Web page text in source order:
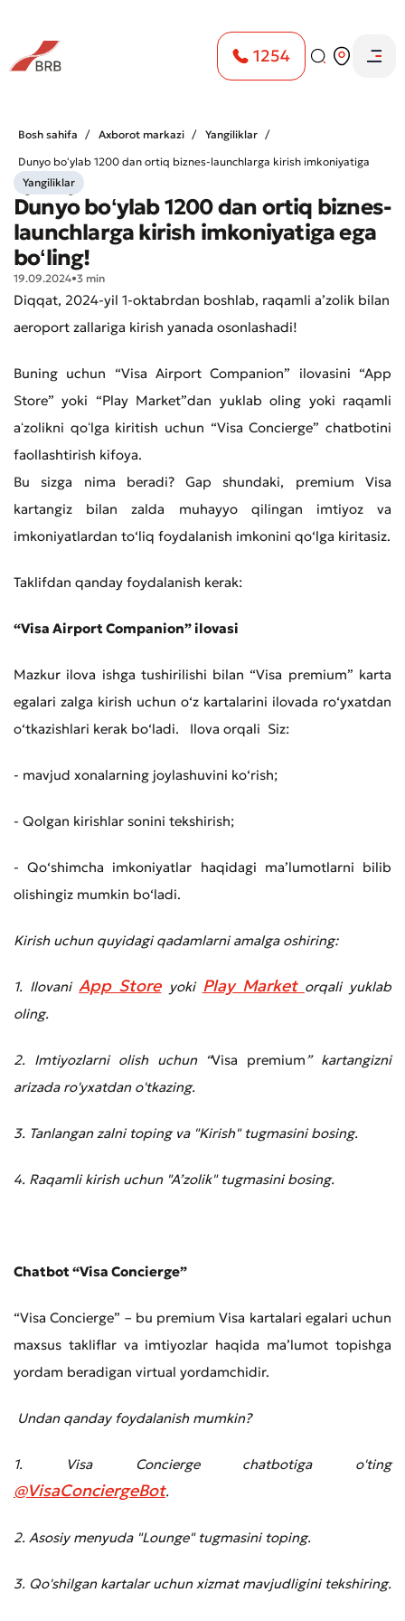
1254
Bosh sahifa Axborot markazi
Yangiliklar
Dunyo boʻylab 1200 dan ortiq biznes-launсhlarga kirish imkoniyatiga
ega boʻling!
Yangiliklar
Dunyo boʻylab 1200 dan ortiq biznes-
launсhlarga kirish imkoniyatiga ega
boʻling!
19.09.2024•3 min
Diqqat, 2024-yil 1-oktabrdan boshlab, raqamli aʼzolik bilan
aeroport zallariga kirish yanada osonlashadi!
Buning uchun “Visa Airport Companion” ilovasini “App
Store” yoki “Play Market”dan yuklab oling yoki raqamli
aʻzolikni qoʻlga kiritish uchun “Visa Concierge” chatbotini
faollashtirish kifoya.
Bu sizga nima beradi? Gap shundaki, premium Visa
kartangiz bilan zalda muhayyo qilingan imtiyoz va
imkoniyatlardan to‘liq foydalanish imkonini qo‘lga kiritasiz.
Taklifdan qanday foydalanish kerak:
“Visa Airport Companion” ilovasi
Mazkur ilova ishga tushirilishi bilan “Visa premium” karta
egalari zalga kirish uchun o‘z kartalarini ilovada ro‘yxatdan
o‘tkazishlari kerak bo‘ladi. Ilova orqali Siz:
- mavjud xonalarning joylashuvini ko‘rish;
- Qolgan kirishlar sonini tekshirish;
- Qo‘shimcha imkoniyatlar haqidagi ma’lumotlarni bilib
olishingiz mumkin bo‘ladi.
Kirish uchun quyidagi qadamlarni amalga oshiring:
1. IlovaniApp Storeyoki Play Market orqali yuklab
oling.
2. Imtiyozlarni olish uchun “Visa premium” kartangizni
arizada ro'yxatdan o'tkazing.
3. Tanlangan zalni toping va "Kirish" tugmasini bosing.
4. Raqamli kirish uchun "A’zolik" tugmasini bosing.
Chatbot “Visa Concierge”
“Visa Concierge” – bu premium Visa kartalari egalari uchun
maxsus takliflar va imtiyozlar haqida ma’lumot topishga
yordam beradigan virtual yordamchidir.
Undan qanday foydalanish mumkin?
1. Visa Concierge chatbotiga o'ting
@VisaConciergeBot.
2. Asosiy menyuda "Lounge" tugmasini toping.
3. Qo'shilgan kartalar uchun xizmat mavjudligini tekshiring.